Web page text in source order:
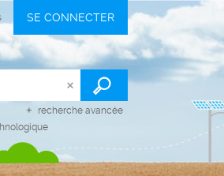
SE CONNECTER
recherche avancée